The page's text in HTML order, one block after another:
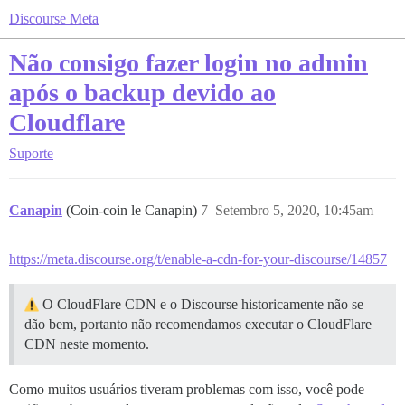
Discourse Meta
Não consigo fazer login no admin
após o backup devido ao
Cloudflare
Suporte
Canapin (Coin-coin le Canapin) Setembro 5, 2020, 10:45am
7
https://meta.discourse.org/t/enable-a-cdn-for-your-discourse/14857
O CloudFlare CDN e o Discourse historicamente não se
dão bem, portanto não recomendamos executar o CloudFlare
CDN neste momento.
Como muitos usuários tiveram problemas com isso, você pode